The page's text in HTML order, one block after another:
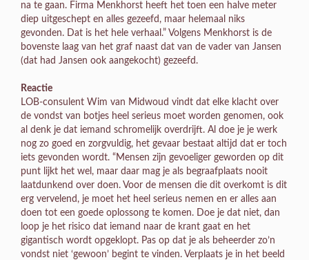
na te gaan. Firma Menkhorst heeft het toen een halve meter
diep uitgeschept en alles gezeefd, maar helemaal niks
gevonden. Dat is het hele verhaal.” Volgens Menkhorst is de
bovenste laag van het graf naast dat van de vader van Jansen
(dat had Jansen ook aangekocht) gezeefd.
Reactie
LOB-consulent Wim van Midwoud vindt dat elke klacht over
de vondst van botjes heel serieus moet worden genomen, ook
al denk je dat iemand schromelijk overdrijft. Al doe je je werk
nog zo goed en zorgvuldig, het gevaar bestaat altijd dat er toch
iets gevonden wordt. “Mensen zijn gevoeliger geworden op dit
punt lijkt het wel, maar daar mag je als begraafplaats nooit
laatdunkend over doen. Voor de mensen die dit overkomt is dit
erg vervelend, je moet het heel serieus nemen en er alles aan
doen tot een goede oplossong te komen. Doe je dat niet, dan
loop je het risico dat iemand naar de krant gaat en het
gigantisch wordt opgeklopt. Pas op dat je als beheerder zo’n
vondst niet ‘gewoon’ begint te vinden. Verplaats je in het beeld